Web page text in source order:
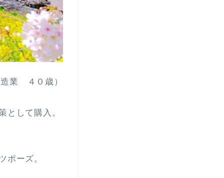
業 ４０歳）
として購入。
ポーズ。